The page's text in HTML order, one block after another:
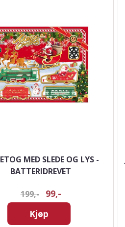
MED SLEDE OG LYS -
BATTERIDREVET
199,-
99,-
Kjøp